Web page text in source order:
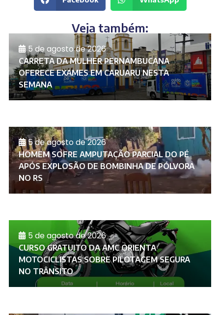
Veja também:
5 de agosto de 2026
CARRETA DA MULHER PERNAMBUCANA
OFERECE EXAMES EM CARUARU NESTA
SEMANA
5 de agosto de 2026
HOMEM SOFRE AMPUTAÇÃO PARCIAL DO PÉ
APÓS EXPLOSÃO DE BOMBINHA DE PÓLVORA
NO RS
5 de agosto de 2026
CURSO GRATUITO DA AMC ORIENTA
MOTOCICLISTAS SOBRE PILOTAGEM SEGURA
NO TRÂNSITO